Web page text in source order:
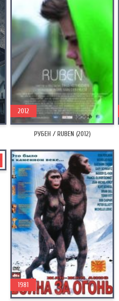
РУБЕН / RUBEN (2012)
2012
1981